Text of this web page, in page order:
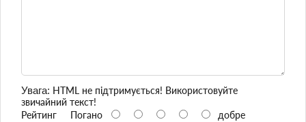
Увага: HTML не підтримується! Використовуйте
звичайний текст!
Рейтинг Погано добре